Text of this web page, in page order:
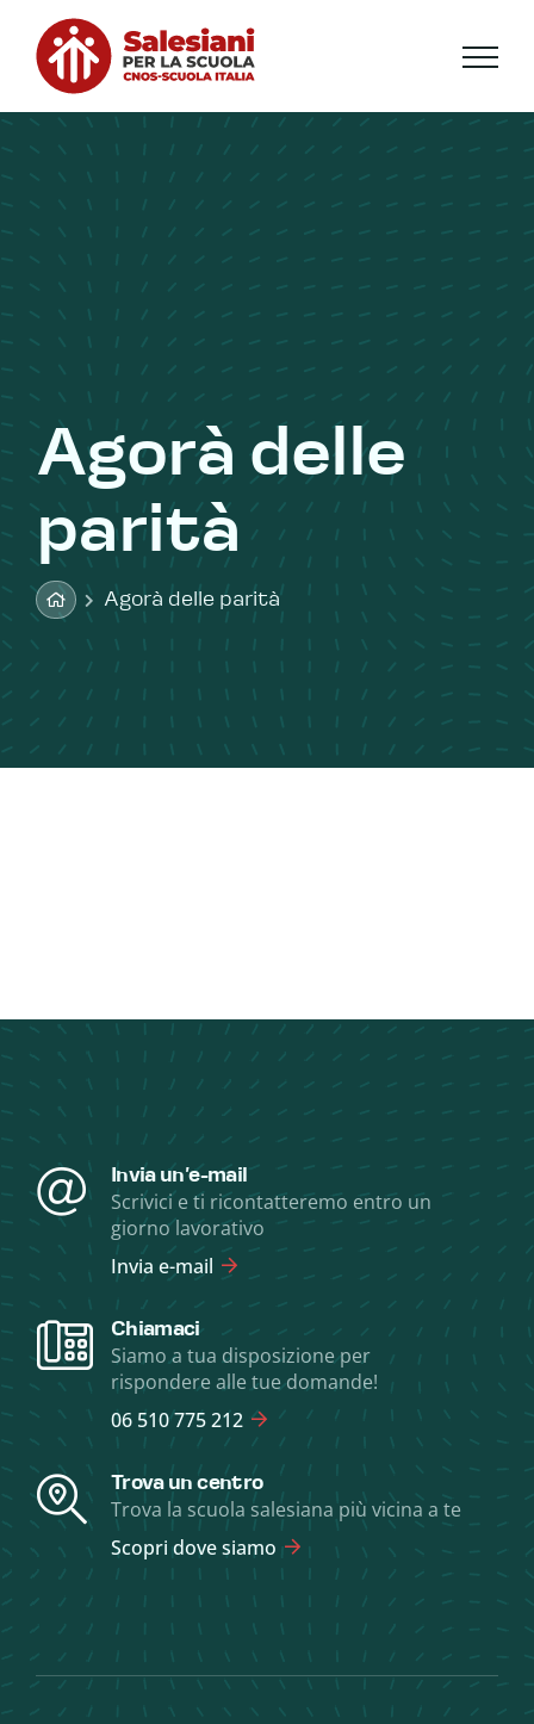
contenuto
Agorà delle
parità
Agorà delle parità
Invia un'e-mail
Scrivici e ti ricontatteremo entro un
giorno lavorativo
Invia e-mail
Chiamaci
Siamo a tua disposizione per
rispondere alle tue domande!
06 510 775 212
Trova un centro
Trova la scuola salesiana più vicina a te
Scopri dove siamo